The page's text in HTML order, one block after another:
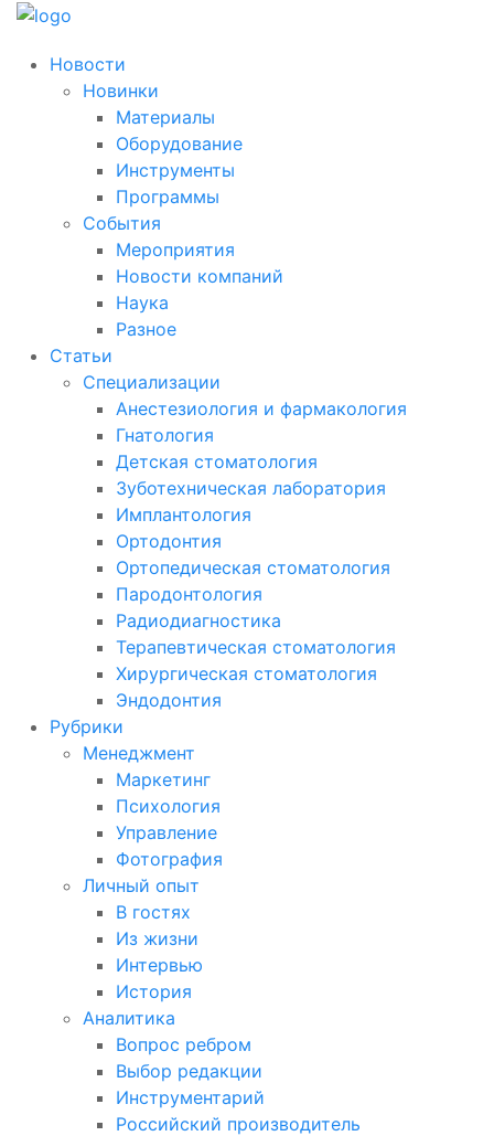
Новости
Новинки
Материалы
Оборудование
Инструменты
Программы
События
Мероприятия
Новости компаний
Наука
Разное
Статьи
Специализации
Анестезиология и фармакология
Гнатология
Детская стоматология
Зуботехническая лаборатория
Имплантология
Ортодонтия
Ортопедическая стоматология
Пародонтология
Радиодиагностика
Терапевтическая стоматология
Хирургическая стоматология
Эндодонтия
Рубрики
Менеджмент
Маркетинг
Психология
Управление
Фотография
Личный опыт
В гостях
Из жизни
Интервью
История
Аналитика
Вопрос ребром
Выбор редакции
Инструментарий
Российский производитель